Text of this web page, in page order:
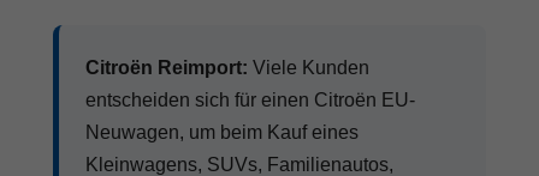
Citroën Reimport: Viele Kunden
entscheiden sich für einen Citroën EU-
Neuwagen, um beim Kauf eines
Kleinwagens, SUVs, Familienautos,